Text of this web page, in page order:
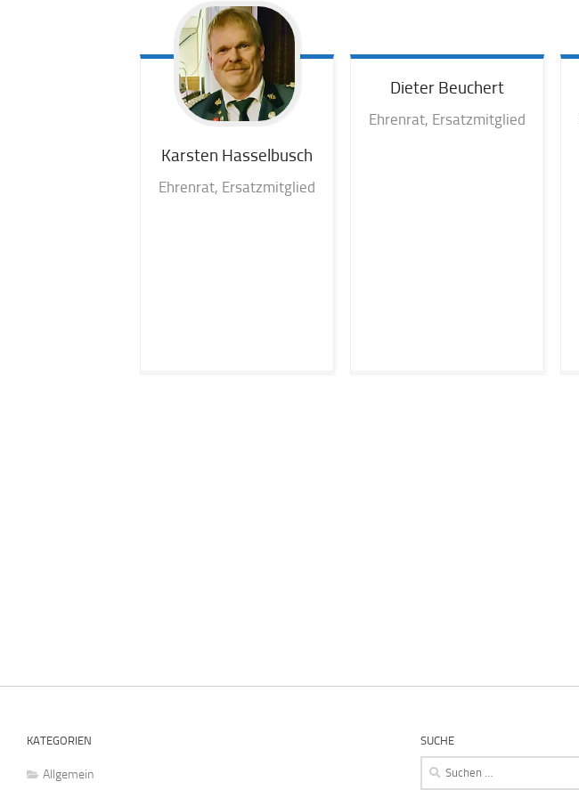
Karsten Hasselbusch
Ehrenrat, Ersatzmitglied
Dieter Beuchert
Ehrenrat, Ersatzmitglied
KATEGORIEN
Allgemein
SUCHE
Suchen